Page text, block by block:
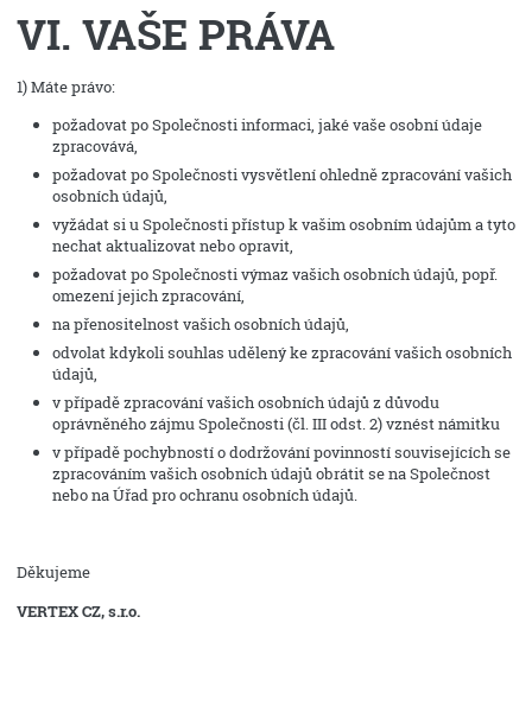
VI. VAŠE PRÁVA
1) Máte právo:
požadovat po Společnosti informaci, jaké vaše osobní údaje
zpracovává,
požadovat po Společnosti vysvětlení ohledně zpracování vašich
osobních údajů,
vyžádat si u Společnosti přístup k vašim osobním údajům a tyto
nechat aktualizovat nebo opravit,
požadovat po Společnosti výmaz vašich osobních údajů, popř.
omezení jejich zpracování,
na přenositelnost vašich osobních údajů,
odvolat kdykoli souhlas udělený ke zpracování vašich osobních
údajů,
v případě zpracování vašich osobních údajů z důvodu
oprávněného zájmu Společnosti (čl. III odst. 2) vznést námitku
v případě pochybností o dodržování povinností souvisejících se
zpracováním vašich osobních údajů obrátit se na Společnost
nebo na Úřad pro ochranu osobních údajů.
Děkujeme
VERTEX CZ, s.r.o.